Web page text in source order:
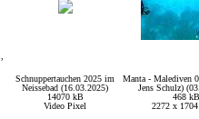
Schnuppertauchen 2025 im
Neissebad (16.03.2025)
14070 kB
Video Pixel
Manta - Malediven
Jens Schulz)
468 kB
2272 x